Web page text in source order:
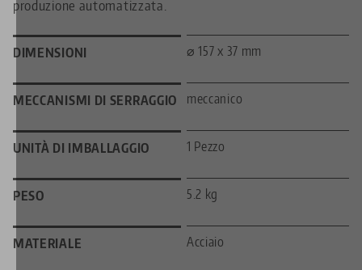
produzione automatizzata.
DIMENSIONI ⌀ 157 x 37 mm
MECCANISMI DI SERRAGGIO meccanico
UNITÀ DI IMBALLAGGIO 1 Pezzo
PESO 5.2 kg
MATERIALE Acciaio